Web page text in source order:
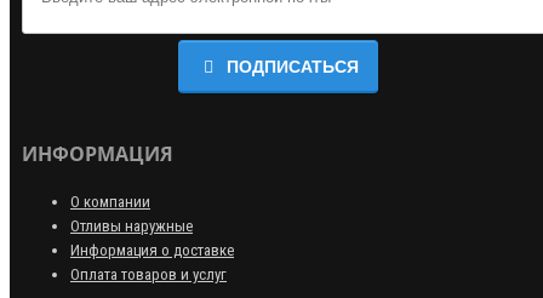
ПОДПИСАТЬСЯ
ИНФОРМАЦИЯ
О компании
Отливы наружные
Информация о доставке
Оплата товаров и услуг